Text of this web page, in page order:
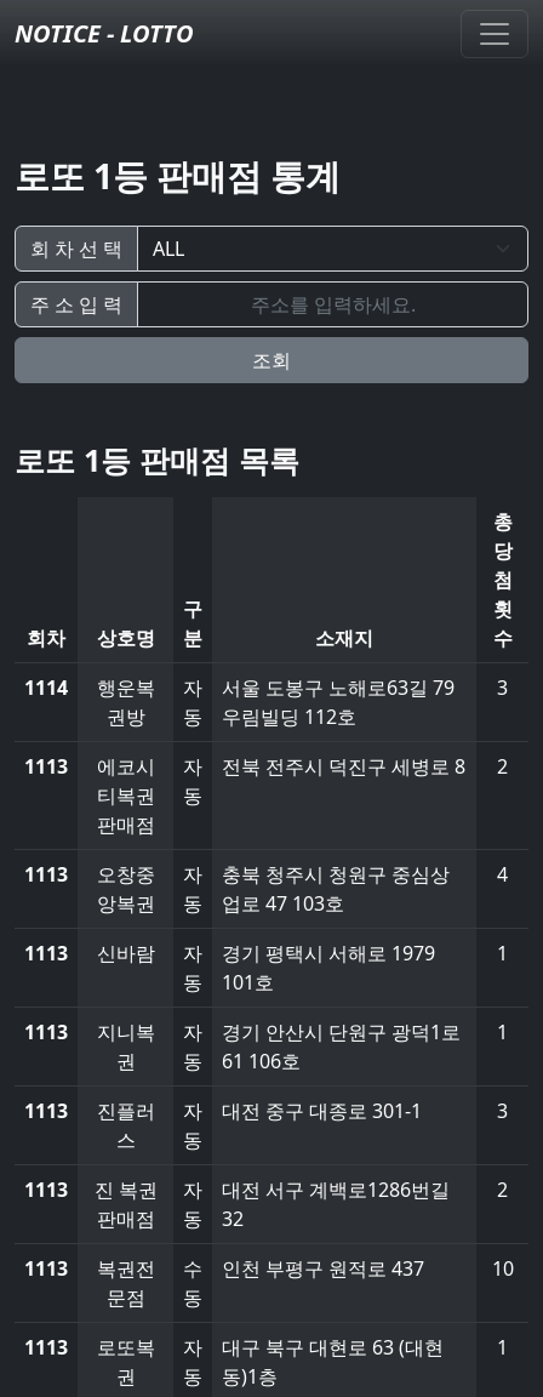
NOTICE - LOTTO
로또 1등 판매점 통계
회 차 선 택
주 소 입 력
조회
로또 1등 판매점 목록
회차 상호명
구
분
소재지
총
당
첨
횟
수
1114
행운복
권방
자
동
서울 도봉구 노해로63길 79
우림빌딩 112호
3
1113
에코시
티복권
판매점
자
동
전북 전주시 덕진구 세병로 8 2
1113
오창중
앙복권
자
동
충북 청주시 청원구 중심상
업로 47 103호
4
1113 신바람
자
동
경기 평택시 서해로 1979
101호
1
1113
지니복
권
자
동
경기 안산시 단원구 광덕1로
61 106호
1
1113
진플러
스
자
동
대전 중구 대종로 301-1 3
1113
진 복권
판매점
자
동
대전 서구 계백로1286번길
32
2
1113
복권전
문점
수
동
인천 부평구 원적로 437 10
1113
로또복
권
자
동
대구 북구 대현로 63 (대현
동)1층
1